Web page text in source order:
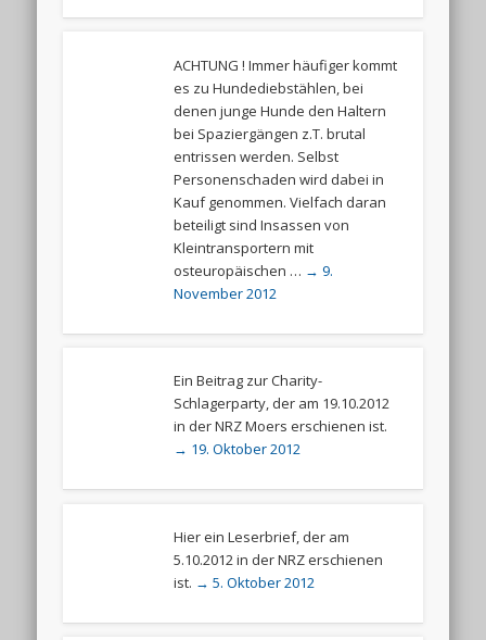
ACHTUNG ! Immer häufiger kommt
es zu Hundediebstählen, bei
denen junge Hunde den Haltern
bei Spaziergängen z.T. brutal
entrissen werden. Selbst
Personenschaden wird dabei in
Kauf genommen. Vielfach daran
beteiligt sind Insassen von
Kleintransportern mit
osteuropäischen … → 9.
November 2012
Ein Beitrag zur Charity-
Schlagerparty, der am 19.10.2012
in der NRZ Moers erschienen ist.
→ 19. Oktober 2012
Hier ein Leserbrief, der am
5.10.2012 in der NRZ erschienen
ist. → 5. Oktober 2012